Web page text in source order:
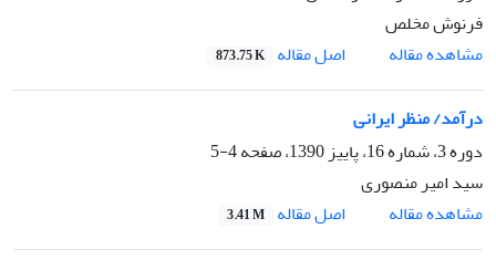
فرنوش مخلص
مشاهده مقاله
اصل مقاله 873.75 K
درآمد/ منظر ایرانی
دوره 3، شماره 16، پاییز 1390، صفحه
4-5
سید امیر منصوری
مشاهده مقاله
اصل مقاله 3.41 M